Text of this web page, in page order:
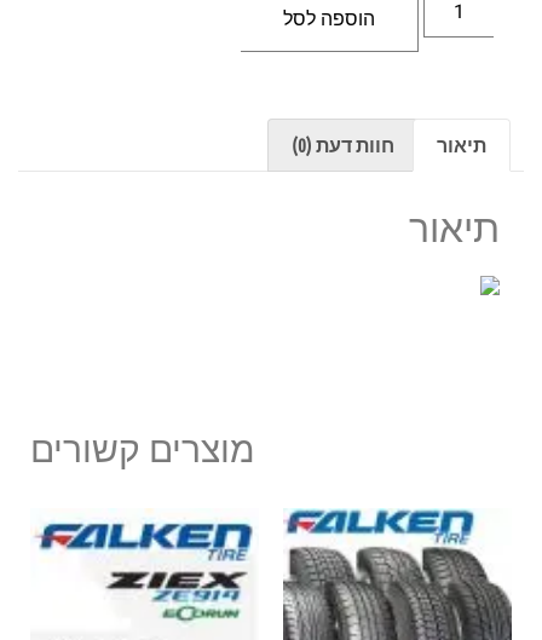
הוספה לסל
תיאור חוות דעת (0)
תיאור
מוצרים קשורים